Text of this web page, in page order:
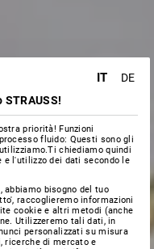
IT
DE
priorità! Funzioni
fluido: Questi sono gli
chiediamo quindi
e l'utilizzo dei dati secondo le
bisogno del tuo
raccoglieremo informazioni
cookie e altri metodi (anche
Utilizzeremo tali dati, in
personalizzati su misura
ricerche di mercato e